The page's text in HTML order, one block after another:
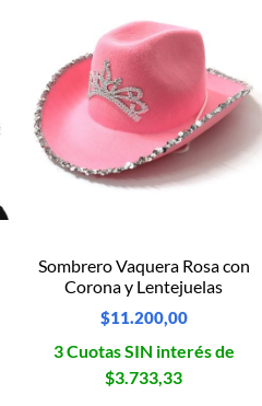
Sombrero Vaquera Rosa con
Corona y Lentejuelas
$11.200,00
3 Cuotas SIN interés de
$3.733,33